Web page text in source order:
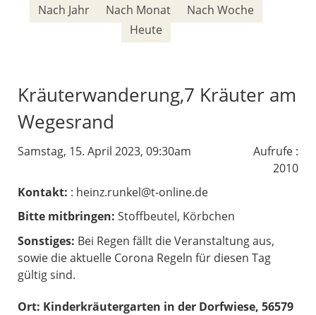
Nach Jahr Nach Monat
Nach Woche
Heute
Kräuterwanderung,7 Kräuter am
Wegesrand
Samstag, 15. April 2023, 09:30am Aufrufe :
2010
Kontakt: : heinz.runkel@t-online.de
Bitte mitbringen: Stoffbeutel, Körbchen
Sonstiges: Bei Regen fällt die Veranstaltung aus,
sowie die aktuelle Corona Regeln für diesen Tag
gültig sind.
Ort: Kinderkräutergarten in der Dorfwiese, 56579